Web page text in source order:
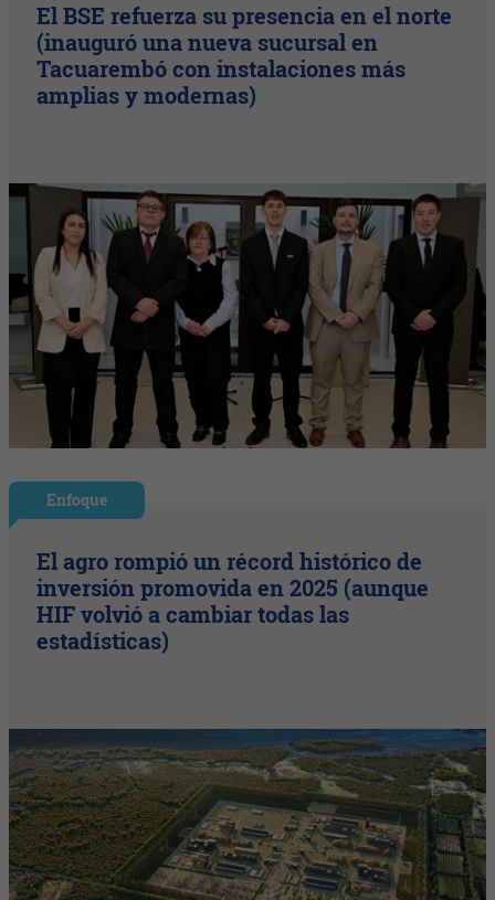
El BSE refuerza su presencia en el norte
(inauguró una nueva sucursal en
Tacuarembó con instalaciones más
amplias y modernas)
Enfoque
El agro rompió un récord histórico de
inversión promovida en 2025 (aunque
HIF volvió a cambiar todas las
estadísticas)